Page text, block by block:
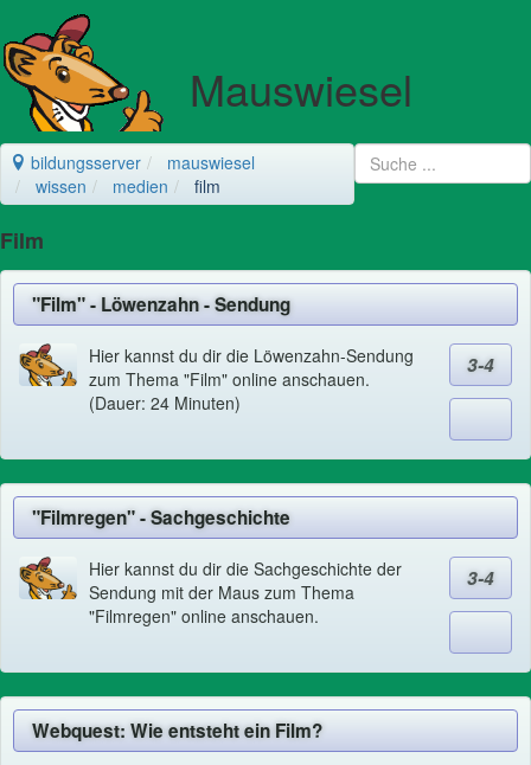
Mauswiesel
bildungsserver
mauswiesel
wissen
medien film
Film
"Film" - Löwenzahn - Sendung
Hier kannst du dir die Löwenzahn-Sendung
zum Thema "Film" online anschauen.
(Dauer: 24 Minuten)
3-4
"Filmregen" - Sachgeschichte
Hier kannst du dir die Sachgeschichte der
Sendung mit der Maus zum Thema
"Filmregen" online anschauen.
3-4
Webquest: Wie entsteht ein Film?